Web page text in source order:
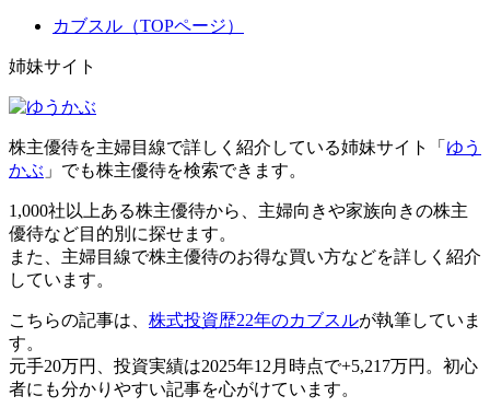
カブスル（TOPページ）
姉妹サイト
株主優待を主婦目線で詳しく紹介している姉妹サイト「 ゆう
かぶ 」でも株主優待を検索できます。
1,000社以上ある株主優待から、主婦向きや家族向きの株主
優待など目的別に探せます。
また、主婦目線で株主優待のお得な買い方などを詳しく紹介
しています。
こちらの記事は、 株式投資歴22年のカブスルが執筆していま
す。
元手20万円、投資実績は2025年12月時点で+5,217万円。初心
者にも分かりやすい記事を心がけています。